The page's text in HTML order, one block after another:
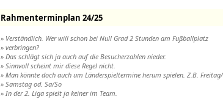
Rahmenterminplan 24/25
» Verständlich. Wer will schon bei Null Grad 2 Stunden am Fußballplatz
» verbringen?
» Das schlägt sich ja auch auf die Besucherzahlen nieder.
» Sinnvoll scheint mir diese Regel nicht.
» Man könnte doch auch um Länderspieltermine herum spielen. Z.B. Freitag/
» Samstag od. Sa/So
» In der 2. Liga spielt ja keiner im Team.